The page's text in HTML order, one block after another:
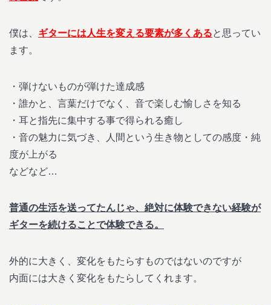
僕は、 ギターには人生を変える要素が多くあると思ってい
ます。
・弾けないものが弾けた達成感
・誰かと、言葉だけでなく、音で楽しむ愉しさを知る
・耳と指先に集中する事で得られる癒し
・音の魅力に気づき、人間という生き物としての感度・純
度が上がる
などなど…
普通の生活を送ってたんじゃ、絶対に体験できない経験が
ギターを続けることで体験できる。
外的に大きく、変化をもたらすものではないのですが
内面には大きく変化をもたらしてくれます。